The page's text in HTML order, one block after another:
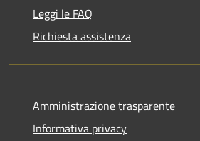
Leggi le FAQ
Richiesta assistenza
Amministrazione trasparente
Informativa privacy